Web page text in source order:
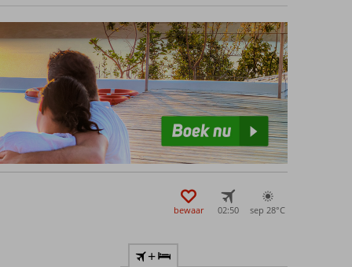
van het strand, restaurants en het centrum.
bewaar 02:50 sep 28°C
+